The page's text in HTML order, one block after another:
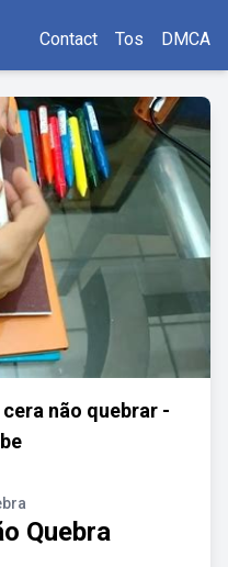
Contact Tos DMCA
não quebrar -
Quebra